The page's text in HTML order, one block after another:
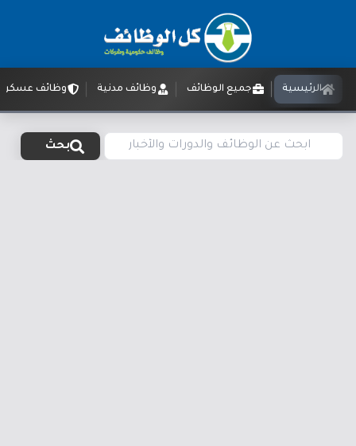
الرئيسية جميع الوظائف وظائف مدنية وظائف
بحث